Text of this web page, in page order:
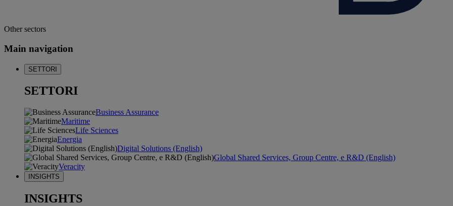
Other sectors
Main navigation
SETTORI
SETTORI
Business Assurance
Maritime
Life Sciences
Energia
Digital Solutions (English)
Global Shared Services, Group Centre, e R&D (English)
Veracity
INSIGHTS
INSIGHTS